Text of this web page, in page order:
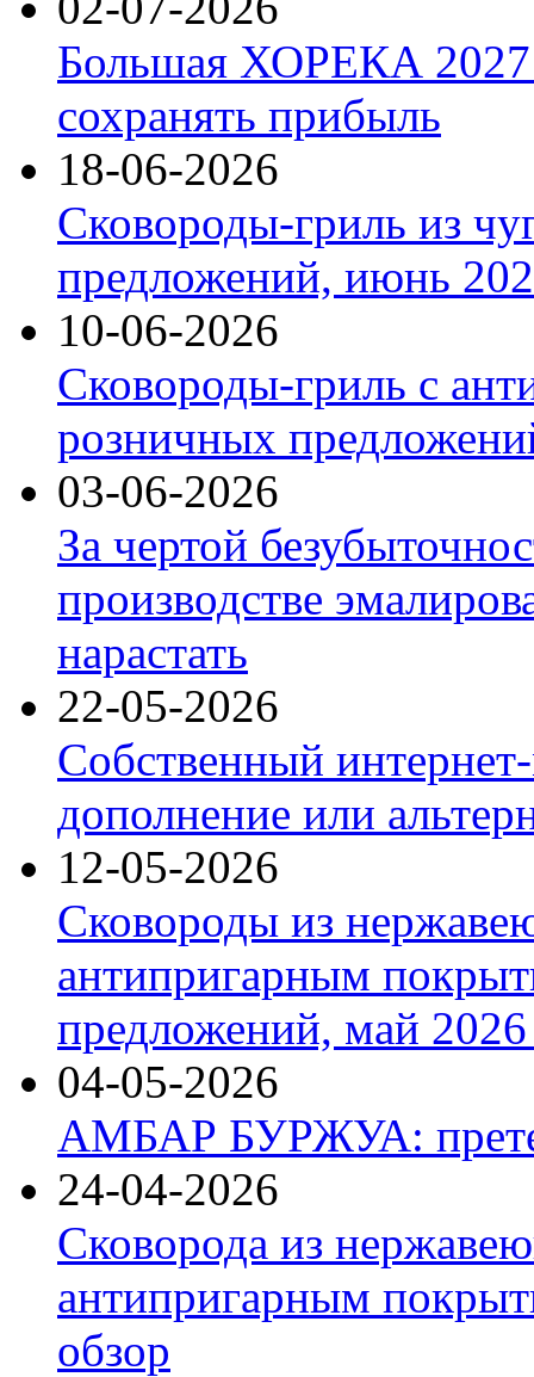
Большая ХОРЕКА 2027:
сохранять прибыль
18-06-2026
Сковороды-гриль из
предложений, июнь
10-06-2026
Сковороды-гриль с
розничных
03-06-2026
За чертой
производстве
нарастать
22-05-2026
Собственный
дополнение или
12-05-2026
Сковороды из
антипригарным
предложений, май 2026
04-05-2026
АМБАР БУРЖУА:
24-04-2026
Сковорода из
антипригарным
обзор